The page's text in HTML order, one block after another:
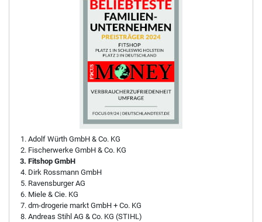
Adolf Würth GmbH & Co. KG
Fischerwerke GmbH & Co. KG
Fitshop GmbH
Dirk Rossmann GmbH
Ravensburger AG
Miele & Cie. KG
dm-drogerie markt GmbH + Co. KG
Andreas Stihl AG & Co. KG (STIHL)